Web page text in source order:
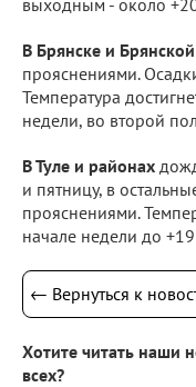
В Брянске и
прояснениями.
Температура
недели, во второй
В Туле и районах
и пятницу, в
прояснениями.
начале недели до
← Вернуться к
Хотите читать наши
всех?